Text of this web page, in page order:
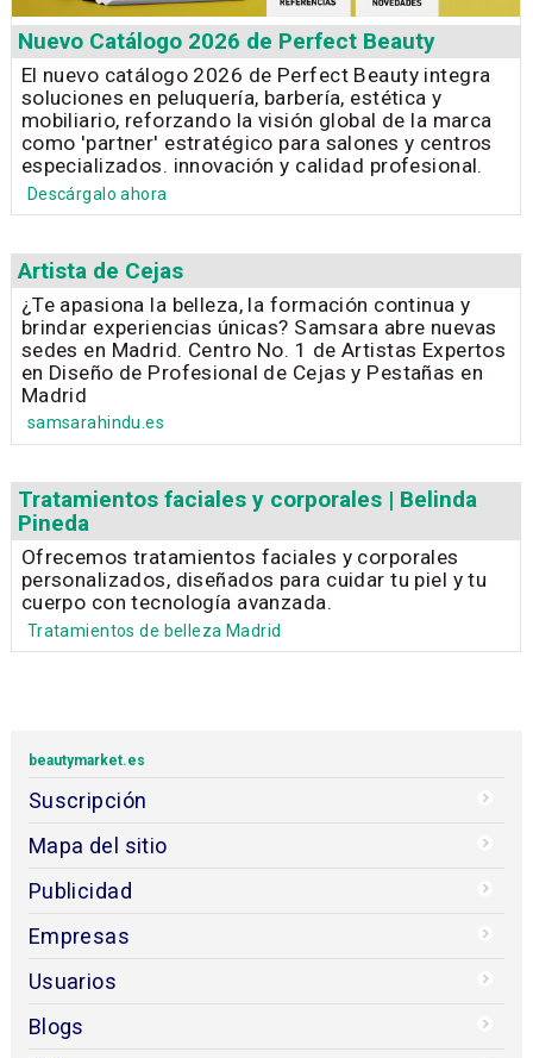
Nuevo Catálogo 2026 de Perfect Beauty
El nuevo catálogo 2026 de Perfect Beauty integra
soluciones en peluquería, barbería, estética y
mobiliario, reforzando la visión global de la marca
como 'partner' estratégico para salones y centros
especializados. innovación y calidad profesional.
Descárgalo ahora
Artista de Cejas
¿Te apasiona la belleza, la formación continua y
brindar experiencias únicas? Samsara abre nuevas
sedes en Madrid. Centro No. 1 de Artistas Expertos
en Diseño de Profesional de Cejas y Pestañas en
Madrid
samsarahindu.es
Tratamientos faciales y corporales | Belinda
Pineda
Ofrecemos tratamientos faciales y corporales
personalizados, diseñados para cuidar tu piel y tu
cuerpo con tecnología avanzada.
Tratamientos de belleza Madrid
beautymarket.es
Suscripción
Mapa del sitio
Publicidad
Empresas
Usuarios
Blogs